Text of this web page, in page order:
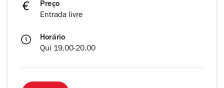
Preço
Entrada livre
Horário
Qui 19.00-20.00